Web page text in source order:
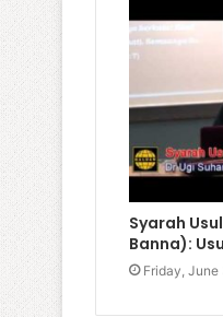
Syarah
Banna):
Friday, June